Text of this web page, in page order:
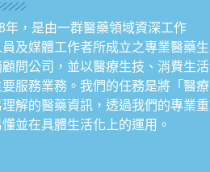
年，是由一群醫藥領域資深工作
及媒體工作者所成立之專業醫藥生
問公司，並以醫療生技、消費生活
服務業務。我們的任務是將「醫療
解的醫藥資訊，透過我們的專業重
並在具體生活化上的運用。